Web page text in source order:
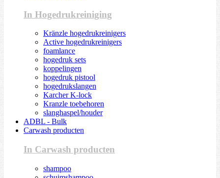
In Hogedrukreiniging
Kränzle hogedrukreinigers
Active hogedrukreinigers
foamlance
hogedruk sets
koppelingen
hogedruk pistool
hogedrukslangen
Karcher K-lock
Kranzle toebehoren
slanghaspel/houder
ADBL - Bulk
Carwash producten
In Carwash producten
shampoo